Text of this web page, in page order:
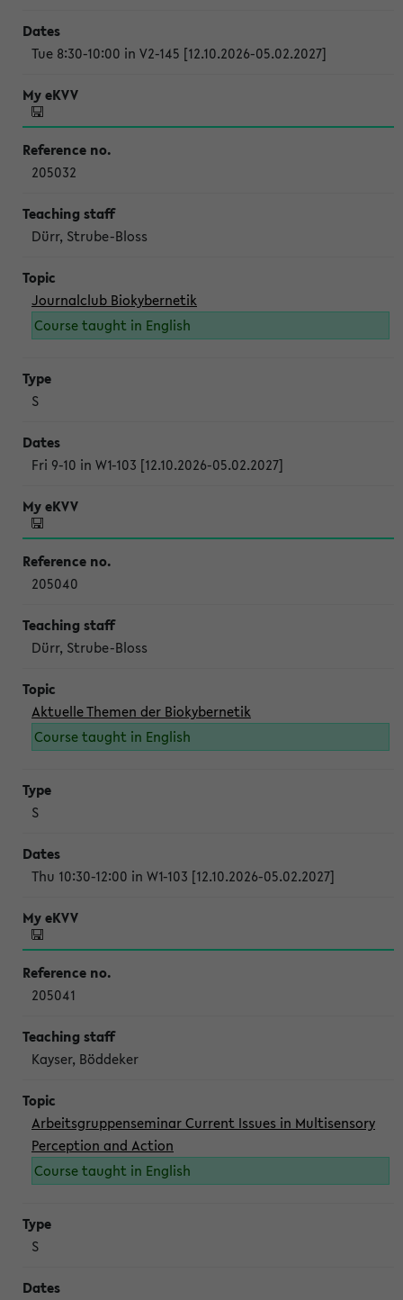
Tue 8:30-10:00 in V2-145 [12.10.2026-05.02.2027]
205032
Dürr, Strube-Bloss
Journalclub Biokybernetik
Course taught in English
S
Fri 9-10 in W1-103 [12.10.2026-05.02.2027]
205040
Dürr, Strube-Bloss
Aktuelle Themen der Biokybernetik
Course taught in English
S
Thu 10:30-12:00 in W1-103 [12.10.2026-05.02.2027]
205041
Kayser, Böddeker
Arbeitsgruppenseminar Current Issues in Multisensory
Perception and Action
Course taught in English
S